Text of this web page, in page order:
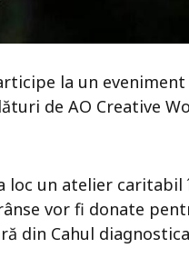
la un
de AO Creative
loc un atelier
vor fi donate
din Cahul